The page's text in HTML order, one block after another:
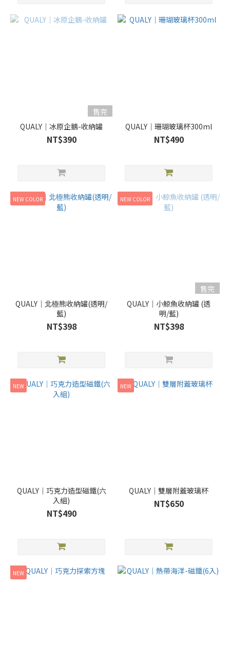
售完
QUALY｜冰原企鵝-收納罐
NT$390
QUALY｜珊瑚玻璃杯300ml
NT$490
NEW COLOR
QUALY｜北極熊收納罐(透明/
藍)
NT$398
NEW COLOR
售完
QUALY｜小鯨魚收納罐 (透
明/藍)
NT$398
NEW
QUALY｜巧克力造型磁鐵(六
入組)
NT$490
NEW
QUALY｜雙層附蓋玻璃杯
NT$650
NEW